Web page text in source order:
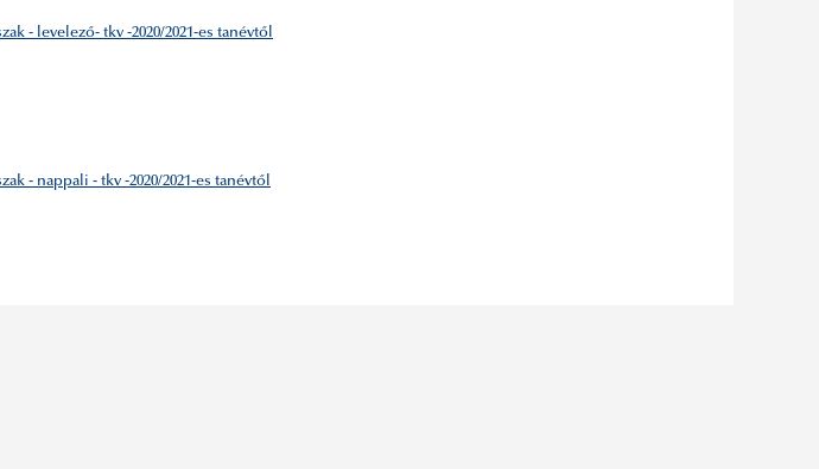
- levelező- tkv -2020/2021-es tanévtől
- nappali - tkv -2020/2021-es tanévtől